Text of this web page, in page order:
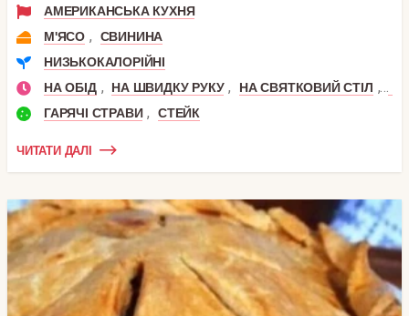
АМЕРИКАНСЬКА КУХНЯ
М'ЯСО ,
СВИНИНА
НИЗЬКОКАЛОРІЙНІ
НА ОБІД , НА ШВИДКУ РУКУ , НА СВЯТКОВИЙ СТІЛ ,
ГАРЯЧІ СТРАВИ , СТЕЙК
ЧИТАТИ ДАЛІ